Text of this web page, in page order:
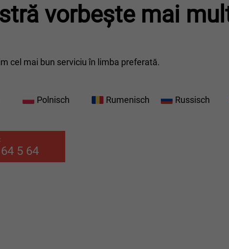
vorbește mai
cel mai bun serviciu în limba preferată.
Polnisch Rumenisch Russisch
5 64